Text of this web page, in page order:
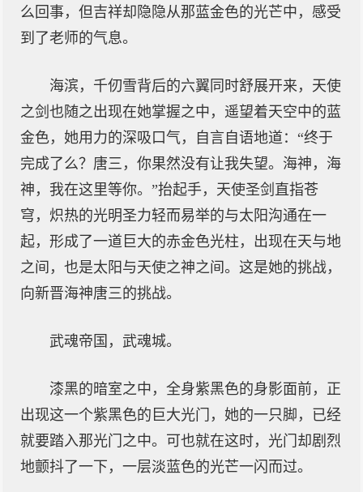
么回事，但吉祥却隐隐从那蓝金色的光芒中，感受
到了老师的气息。
海滨，千仞雪背后的六翼同时舒展开来，天使
之剑也随之出现在她掌握之中，遥望着天空中的蓝
金色，她用力的深吸口气，自言自语地道：“终于
完成了么？唐三，你果然没有让我失望。海神，海
神，我在这里等你。”抬起手，天使圣剑直指苍
穹，炽热的光明圣力轻而易举的与太阳沟通在一
起，形成了一道巨大的赤金色光柱，出现在天与地
之间，也是太阳与天使之神之间。这是她的挑战，
向新晋海神唐三的挑战。
武魂帝国，武魂城。
漆黑的暗室之中，全身紫黑色的身影面前，正
出现这一个紫黑色的巨大光门，她的一只脚，已经
就要踏入那光门之中。可也就在这时，光门却剧烈
地颤抖了一下，一层淡蓝色的光芒一闪而过。